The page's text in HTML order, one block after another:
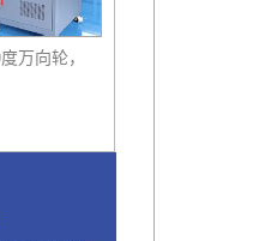
万向轮，